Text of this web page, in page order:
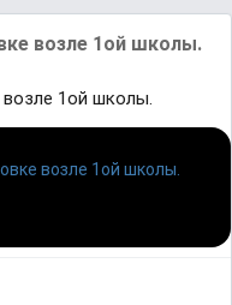
возле 1ой школы.
1ой школы.